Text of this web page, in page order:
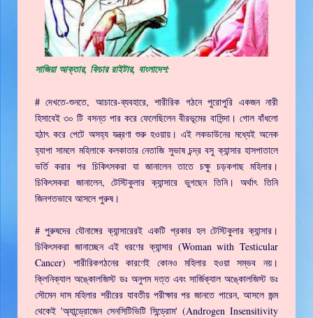
সাজিয়া আক্তার, ফিচার রাইটার, বাংলাদেশ:
# দেখতে-শুনতে, আচারে-ব্যবহারে, শারীরিক গঠনে পুরোপুরি একজন নারী
হিসাবেই ৩০ টি বসন্ত পার করে ফেলেছিলেন বীরভূমের বাসিন্দা। গোল বাঁধলো
হঠাৎ করে পেটে অসহ্য যন্ত্রণা শুরু হওয়ায়। এই লকডাউনের মধ্যেই অনেক
হ্যাপা সামলে মহিলাকে কলকাতার নেতাজি সুভাষ চন্দ্র বসু ক্যান্সার হাসপাতালে
ভর্তি করার পর চিকিৎসকরা যা জানালেন তাতে চক্ষু চড়কগাছ মহিলার।
চিকিৎসকরা জানালেন, টেস্টিকুলার ক্যান্সারে ভুগছেন তিনি। অর্থাৎ তিনি
জিনগতভাবে আসলে পুরুষ।
# পুরুষদের যৌনাঙ্গের ক্যান্সারেরই একটি প্রকার হল টেস্টিকুলার ক্যান্সার।
চিকিৎসকরা জানাচ্ছেন এই ধরণের ক্যান্সার (Woman with Testicular
Cancer) শারীরিকগঠনের কারণেই কোনও মহিলার হওয়া সম্ভব নয়।
ক্লিনিক্যাল অঙ্কোলজিস্ট ডঃ অনুপম দত্ত এবং সার্জিক্যাল অঙ্কোলজিস্ট ডঃ
সৌমেন দাস মহিলার শরীরের যাবতীয় পরীক্ষার পর জানতে পারেন, আসলে জন্ম
থেকেই 'অ্যান্ড্রোজেন সেনসিটিভিটি সিন্ড্রোম' (Androgen Insensitivity